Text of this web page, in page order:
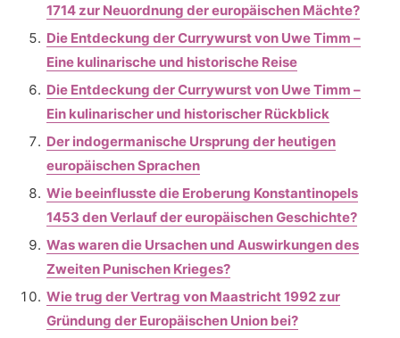
1714 zur Neuordnung der europäischen Mächte?
Die Entdeckung der Currywurst von Uwe Timm –
Eine kulinarische und historische Reise
Die Entdeckung der Currywurst von Uwe Timm –
Ein kulinarischer und historischer Rückblick
Der indogermanische Ursprung der heutigen
europäischen Sprachen
Wie beeinflusste die Eroberung Konstantinopels
1453 den Verlauf der europäischen Geschichte?
Was waren die Ursachen und Auswirkungen des
Zweiten Punischen Krieges?
Wie trug der Vertrag von Maastricht 1992 zur
Gründung der Europäischen Union bei?